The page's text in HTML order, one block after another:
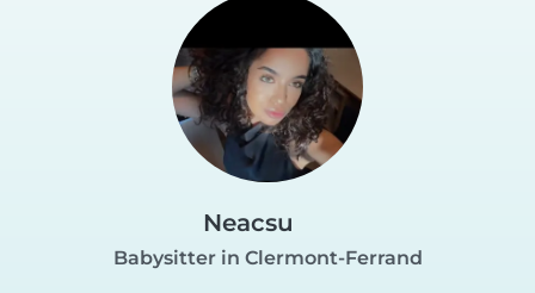
Neacsu
Babysitter in Clermont-Ferrand